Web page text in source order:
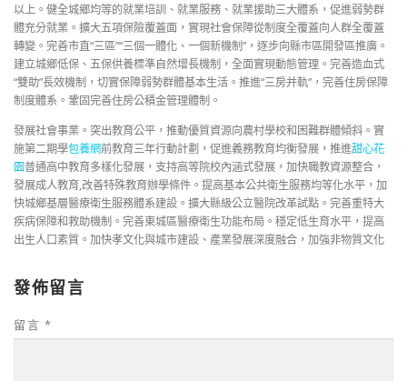
以上。健全城鄉均等的就業培訓、就業服務、就業援助三大體系，促進弱勢群
體充分就業。擴大五項保險覆蓋面，實現社會保障從制度全覆蓋向人群全覆蓋
轉變。完善市直“三區”“三個一體化、一個新機制”，逐步向縣市區開發區推廣。
建立城鄉低保、五保供養標準自然增長機制，全面實現動態管理。完善造血式
“雙助”長效機制，切實保障弱勢群體基本生活。推進“三房并軌”，完善住房保障
制度體系。鞏固完善住房公積金管理體制。
發展社會事業。突出教育公平，推動優質資源向農村學校和困難群體傾斜。實
施第二期學包養網前教育三年行動計劃，促進義務教育均衡發展，推進甜心花
園普通高中教育多樣化發展，支持高等院校內涵式發展，加快職教資源整合，
發展成人教育,改善特殊教育辦學條件。提高基本公共衛生服務均等化水平，加
快城鄉基層醫療衛生服務體系建設。擴大縣級公立醫院改革試點。完善重特大
疾病保障和救助機制。完善東城區醫療衛生功能布局。穩定低生育水平，提高
出生人口素質。加快孝文化與城市建設、產業發展深度融合，加強非物質文化
發佈留言
留言 *